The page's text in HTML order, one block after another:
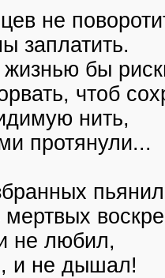
не
заплатить.
бы
чтоб
нить,
протянули...
мертвых
не любил,
и не дышал!